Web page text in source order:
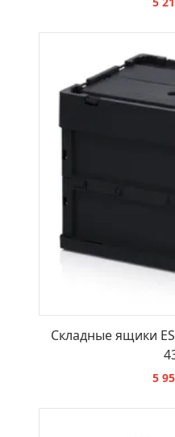
Складные ящики
5